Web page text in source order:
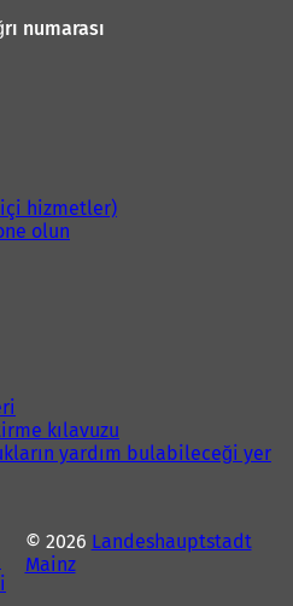
numarası
hizmetler)
olun
kılavuzu
yardım bulabileceği yer
© 2026 Landeshauptstadt
Mainz